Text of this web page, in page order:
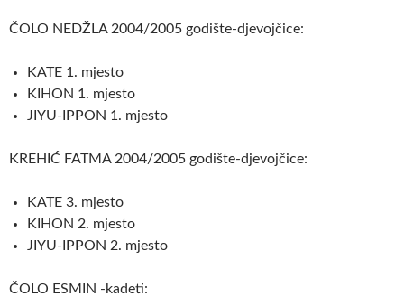
ČOLO NEDŽLA 2004/2005 godište-djevojčice:
KATE 1. mjesto
KIHON 1. mjesto
JIYU-IPPON 1. mjesto
KREHIĆ FATMA 2004/2005 godište-djevojčice:
KATE 3. mjesto
KIHON 2. mjesto
JIYU-IPPON 2. mjesto
ČOLO ESMIN -kadeti: